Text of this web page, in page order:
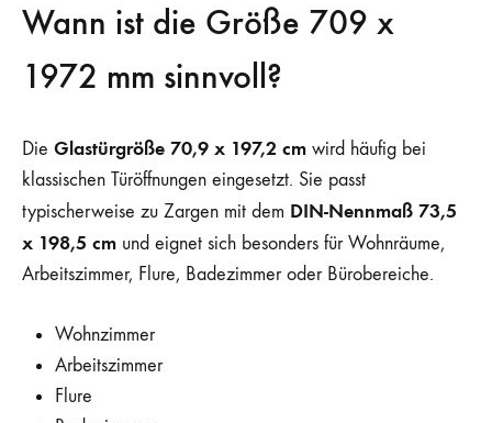
Wann ist die Größe 709 x
1972 mm sinnvoll?
Die Glastürgröße 70,9 x 197,2 cm wird häufig bei
klassischen Türöffnungen eingesetzt. Sie passt
typischerweise zu Zargen mit dem DIN-Nennmaß 73,5
x 198,5 cm und eignet sich besonders für Wohnräume,
Arbeitszimmer, Flure, Badezimmer oder Bürobereiche.
Wohnzimmer
Arbeitszimmer
Flure